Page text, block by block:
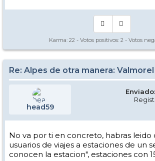
Karma: 22 - Votos positivos: 2 - Votos
Re: Alpes de otra manera: Valmorel
head59
No va por ti en concreto, habras leido
usuarios de viajes a estaciones de un
conocen la estacion", estaciones con